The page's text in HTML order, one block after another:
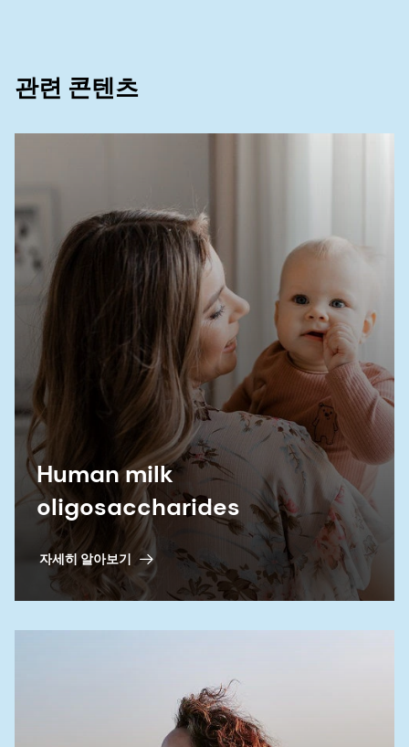
2괴링 KC, 결혼 BJ, 올리버 JS, 와일더 JA, 바렛 EG,
2016;146(12):2559-2566.
3 바스케즈 E, 바란코 A, 라미레즈 M, et al. 식이 2'-푸
코실락토스는 설치류의 미주신경을 통한 장-뇌 통신
을 통해 작동 조절과 장기적인 강화 효과를 향상시킵
니다. 2016;11(11):e0166070.
Triantis V, Bode L, van Neerven RJJ. 모유 올리고
당의 면역학적 효과. 전면 소아과. 2018;6:190.
관련 콘텐츠
Human milk
oligosaccharides
자세히 알아보기